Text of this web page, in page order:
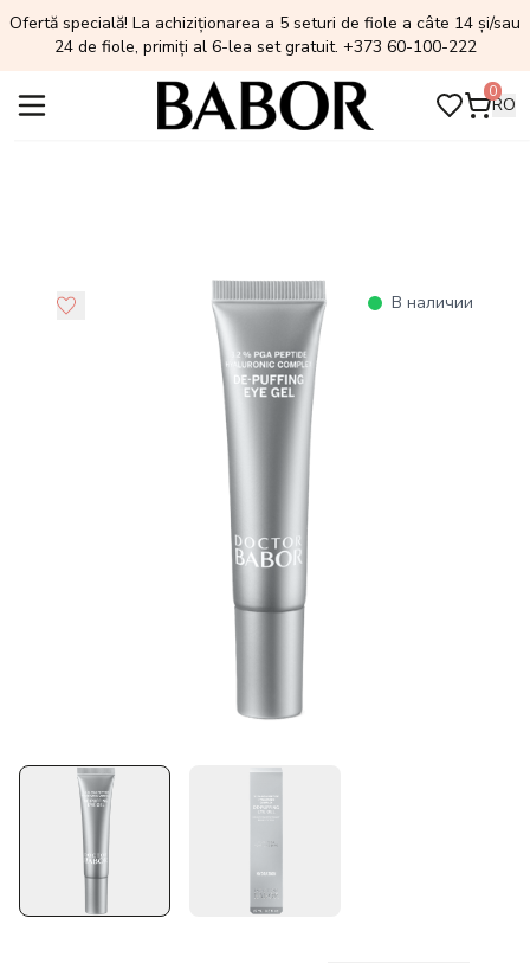
Ofertă specială! La achiziționarea a 5 seturi de fiole a câte 14 și/sau
24 de fiole, primiți al 6-lea set gratuit. +373 60-100-222
0
RO
В наличии